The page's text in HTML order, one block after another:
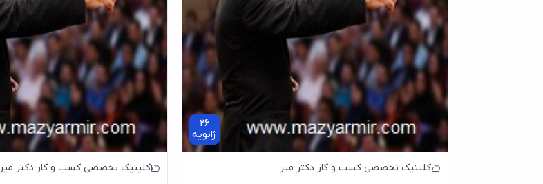
26
ژانویه
کلینیک تخصصی کسب و کار دکتر میر کلینیک تخصصی کسب و کار دکتر میر